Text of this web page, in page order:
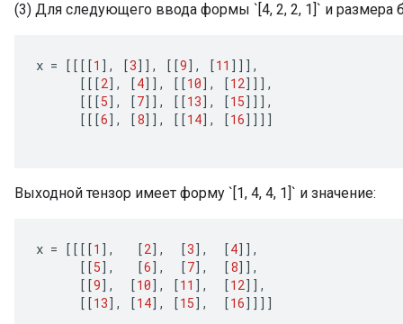
(3) Для следующего ввода формы `[4, 2, 2, 1]` и размера
x = [[[[1 ] , [3]] , [[9] , [11 ]]] ,
[[[2] , [4]] , [[10] , [12]]] ,
[[[5] , [7]] , [[13] , [15]]] ,
[[[6] , [8]] , [[14] , [16]]]]
Выходной тензор имеет форму `[1, 4, 4, 1]` и значение:
x = [[[[1 ] , [2] , [3] , [4]] ,
[[5] , [6] , [7] , [8]] ,
[[9] , [10] , [11 ] , [12]] ,
[[13] , [14] , [15] , [16]]]]